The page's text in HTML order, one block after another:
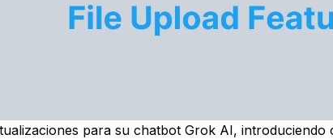
para su chatbot Grok AI, introduciendo